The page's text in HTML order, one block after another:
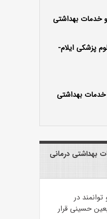
خدمات بهداشتی
پزشکی ایلام-
خدمات بهداشتی
بهداشتی درمانی
در
حسینی قرار